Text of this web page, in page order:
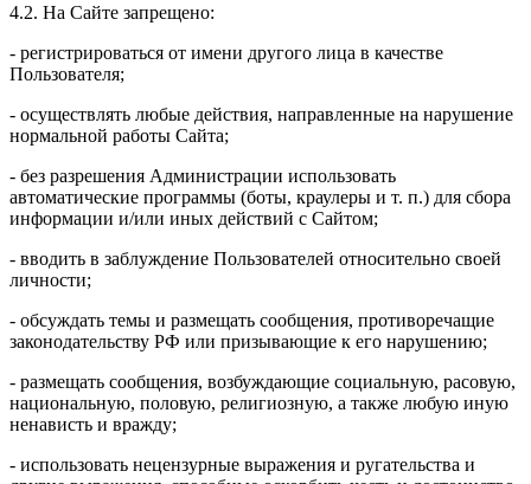
4.2. На Сайте запрещено:
- регистрироваться от имени другого лица в качестве
Пользователя;
- осуществлять любые действия, направленные на нарушение
нормальной работы Сайта;
- без разрешения Администрации использовать
автоматические программы (боты, краулеры и т. п.) для сбора
информации и/или иных действий с Сайтом;
- вводить в заблуждение Пользователей относительно своей
личности;
- обсуждать темы и размещать сообщения, противоречащие
законодательству РФ или призывающие к его нарушению;
- размещать сообщения, возбуждающие социальную, расовую,
национальную, половую, религиозную, а также любую иную
ненависть и вражду;
- использовать нецензурные выражения и ругательства и